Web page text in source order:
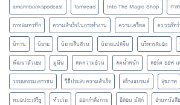
amarinbookspodcast famiread Into The Magic Shop กา
กาหลมหรทึก
ความสำเร็จในการทำงาน ความเครียด ดร.วรภัทร์
นิทาน
นิยาย นิยายสืบสวน นิยายแปลจีน บริหารสมอง
พัฒนาตัวเอง
มูมิน ลดความอ้วน ลดน้ำหนัก ลอร์ด ออฟ เ
วรรณกรรมเยาวชน
วิธีประสบความสำเร็จ สร้างแบรนด์ สุขภาพ
หมอประเสริฐ
หัวเว่ย ออกกำลังกาย อีลอน มัสก์
อ่านหนังสือ